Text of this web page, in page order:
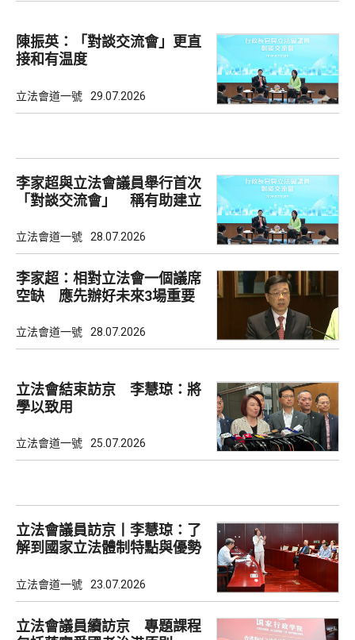
陳振英：「對談交流會」更直
接和有温度
立法會道一號 29.07.2026
李家超與立法會議員舉行首次
「對談交流會」 稱有助建立
立法會道一號 28.07.2026
李家超：相對立法會一個議席
空缺 應先辦好未來3場重要
立法會道一號 28.07.2026
立法會結束訪京 李慧琼：將
學以致用
立法會道一號 25.07.2026
立法會議員訪京丨李慧琼：了
解到國家立法體制特點與優勢
立法會道一號 23.07.2026
立法會議員續訪京 專題課程